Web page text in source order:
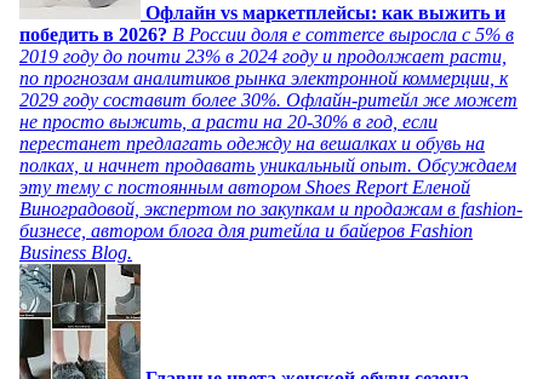
Офлайн vs маркетплейсы: как выжить и
победить в 2026? В России доля e commerce выросла с 5% в
2019 году до почти 23% в 2024 году и продолжает расти,
по прогнозам аналитиков рынка электронной коммерции, к
2029 году составит более 30%. Офлайн-ритейл же может
не просто выжить, а расти на 20-30% в год, если
перестанет предлагать одежду на вешалках и обувь на
полках, и начнет продавать уникальный опыт. Обсуждаем
эту тему с постоянным автором Shoes Report Еленой
Виноградовой, экспертом по закупкам и продажам в fashion-
бизнесе, автором блога для ритейла и байеров Fashion
Business Blog.